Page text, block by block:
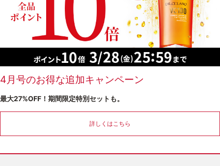
プロダクトラインから探す
VC100ライン
エンリッチリフトライン
エンリッチ
メディカリフトライン
センシティブライン
モイスチャーライン
ブライトニングライン
プロダクトライン TOP
お悩みから探す
くすみ
シミ・そばかす ゆるみ・ハリ
4月号のお得な追加キャンペーン
最大27%OFF！期間限定特別セットも。
詳しくはこちら